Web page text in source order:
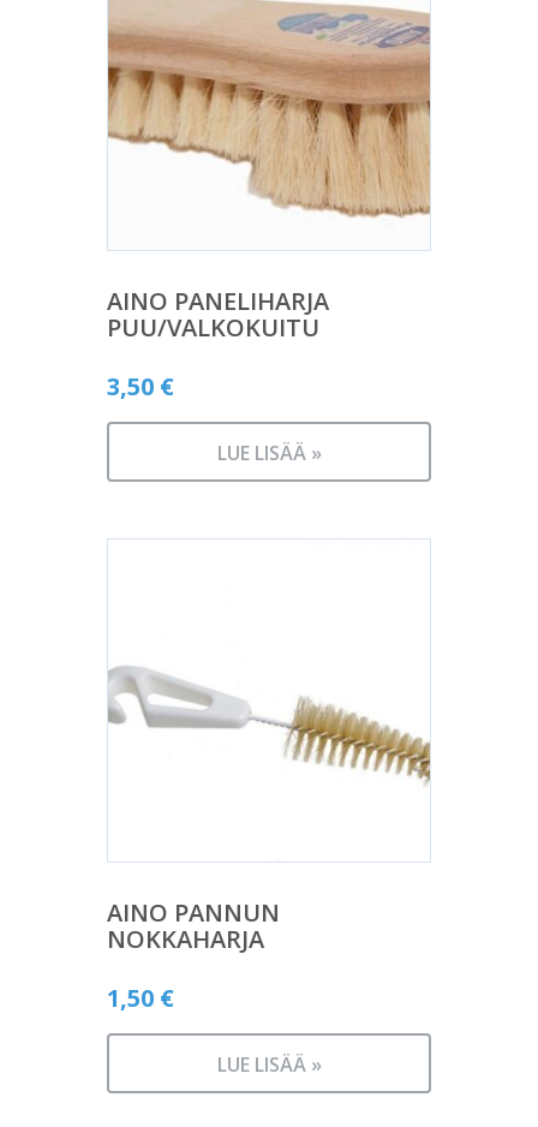
AINO PANELIHARJA
PUU/VALKOKUITU
3,50 €
LUE LISÄÄ »
AINO PANNUN
NOKKAHARJA
1,50 €
LUE LISÄÄ »